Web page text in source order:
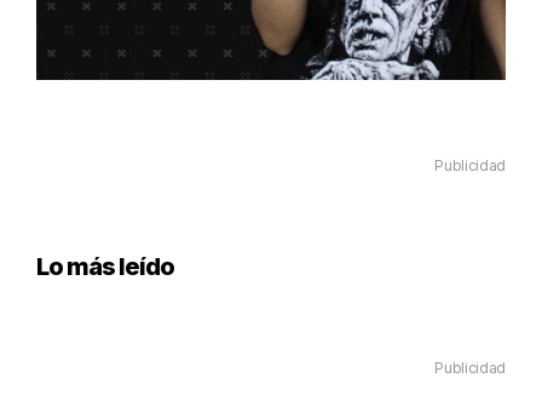
Publicidad
Lo más leído
Publicidad